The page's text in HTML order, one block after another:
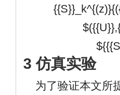
3 仿真实验
为了验证本文所